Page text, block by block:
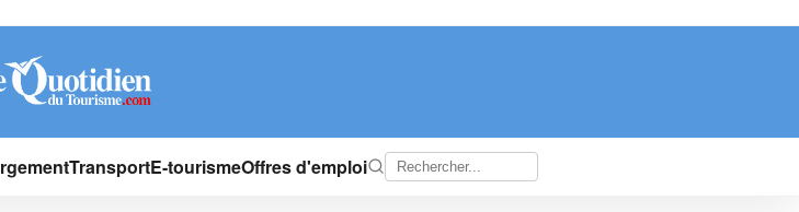
TransportE-tourismeOffres d'emploi